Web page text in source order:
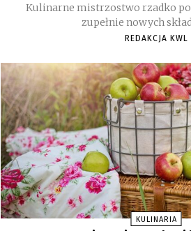
Kulinarne mistrzostwo rzadko
zupełnie nowych
REDAKCJA KWL
KULINARIA